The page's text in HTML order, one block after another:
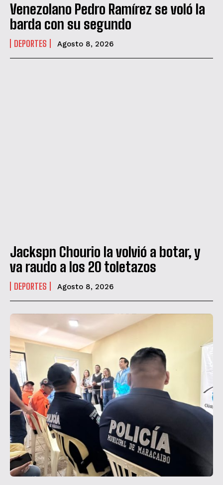
Venezolano Pedro Ramírez se voló la
barda con su segundo
DEPORTES Agosto 8, 2026
Jackspn Chourio la volvió a botar, y
va raudo a los 20 toletazos
DEPORTES Agosto 8, 2026